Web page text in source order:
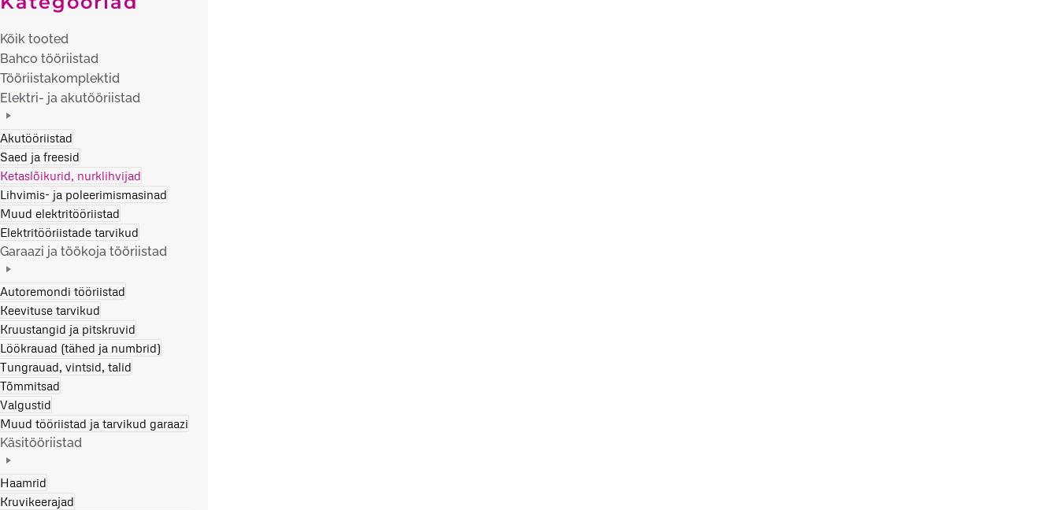
Kõik tooted
Bahco tööriistad
Tööriistakomplektid
Elektri- ja akutööriistad
Akutööriistad
Saed ja freesid
Ketaslõikurid, nurklihvijad
Lihvimis- ja poleerimismasinad
Muud elektritööriistad
Elektritööriistade tarvikud
Garaazi ja töökoja tööriistad
Autoremondi tööriistad
Keevituse tarvikud
Kruustangid ja pitskruvid
Löökrauad (tähed ja numbrid)
Tungrauad, vintsid, talid
Tõmmitsad
Valgustid
Muud tööriistad ja tarvikud garaazi
Käsitööriistad
Haamrid
Kruvikeerajad